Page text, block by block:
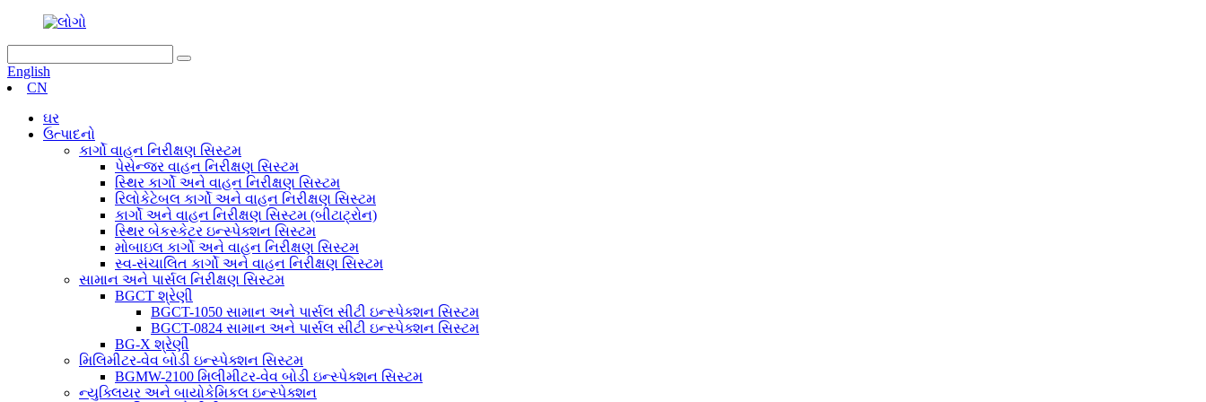
English
CN
ઘર
ઉત્પાદનો
કાર્ગો વાહન નિરીક્ષણ સિસ્ટમ
પેસેન્જર વાહન નિરીક્ષણ સિસ્ટમ
સ્થિર કાર્ગો અને વાહન નિરીક્ષણ સિસ્ટમ
રિલોકેટેબલ કાર્ગો અને વાહન નિરીક્ષણ સિસ્ટમ
કાર્ગો અને વાહન નિરીક્ષણ સિસ્ટમ (બીટાટ્રોન)
સ્થિર બેકસ્કેટર ઇન્સ્પેક્શન સિસ્ટમ
મોબાઇલ કાર્ગો અને વાહન નિરીક્ષણ સિસ્ટમ
સ્વ-સંચાલિત કાર્ગો અને વાહન નિરીક્ષણ સિસ્ટમ
સામાન અને પાર્સલ નિરીક્ષણ સિસ્ટમ
BGCT શ્રેણી
BGCT-1050 સામાન અને પાર્સલ સીટી ઇન્સ્પેક્શન સિસ્ટમ
BGCT-0824 સામાન અને પાર્સલ સીટી ઇન્સ્પેક્શન સિસ્ટમ
BG-X શ્રેણી
મિલિમીટર-વેવ બોડી ઇન્સ્પેક્શન સિસ્ટમ
BGMW-2100 મિલીમીટર-વેવ બોડી ઇન્સ્પેક્શન સિસ્ટમ
ન્યુક્લિયર અને બાયોકેમિકલ ઇન્સ્પેક્શન